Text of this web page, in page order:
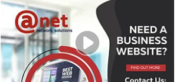
Lideri Top Shqip